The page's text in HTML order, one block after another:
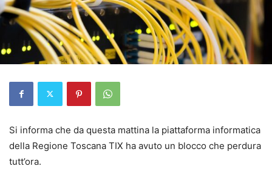
Si informa che da questa mattina la piattaforma informatica
della Regione Toscana TIX ha avuto un blocco che perdura
tutt’ora.